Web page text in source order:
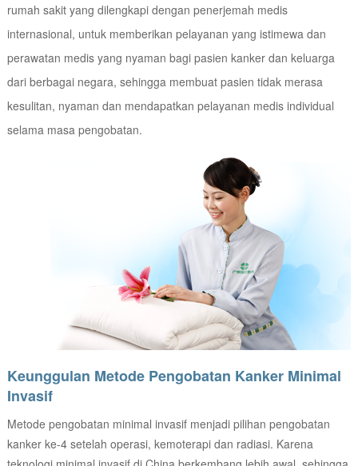
rumah sakit yang dilengkapi dengan penerjemah medis
internasional, untuk memberikan pelayanan yang istimewa dan
perawatan medis yang nyaman bagi pasien kanker dan keluarga
dari berbagai negara, sehingga membuat pasien tidak merasa
kesulitan, nyaman dan mendapatkan pelayanan medis individual
selama masa pengobatan.
Keunggulan Metode Pengobatan Kanker Minimal
Invasif
Metode pengobatan minimal invasif menjadi pilihan pengobatan
kanker ke-4 setelah operasi, kemoterapi dan radiasi. Karena